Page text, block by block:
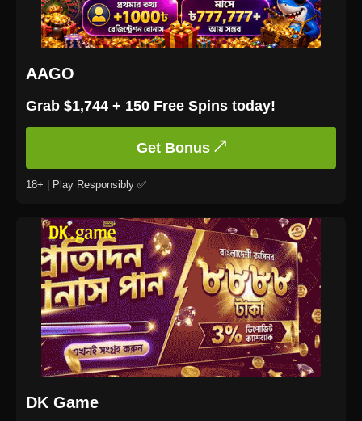
AAGO
Grab $1,744 + 150 Free Spins today!
Get Bonus ↗
18+ | Play Responsibly ✅
DK Game